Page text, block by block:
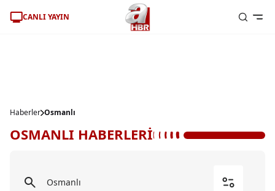
CANLI YAYIN
Haberler Osmanlı
OSMANLI HABERLERİ